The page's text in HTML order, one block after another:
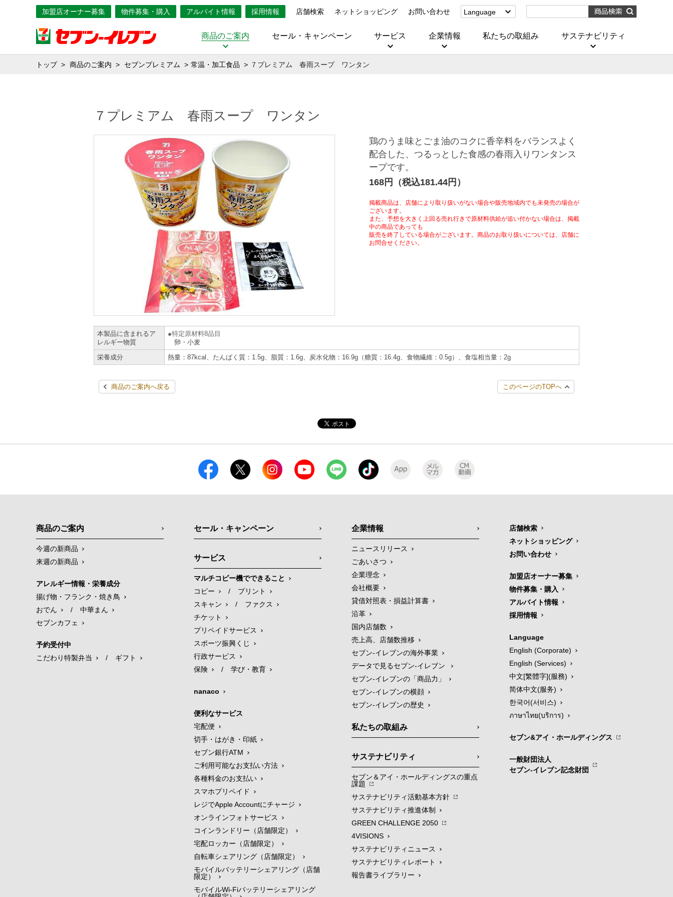
加盟店オーナー募集 物件募集・購入 アルバイト情報 採用情報 店舗検索 ネットショッピング お問い合わせ
Language
(Corporate)
商品のご案内 セール・キャンペーン サービス 企業情報 私たちの取組み サステナビリティ
トップ 商品のご案内 セブンプレミアム 常温・加工食品 ７プレミアム 春雨スープ ワンタン
７プレミアム 春雨スープ ワンタン
鶏のうま味とごま油のコクに香辛料をバランスよく
配合した、つるっとした食感の春雨入りワンタンス
ープです。
168円（税込181.44円）
掲載商品は、店舗により取り扱いがない場合や販売地域内でも未発売の場合が
ございます。
また、予想を大きく上回る売れ行きで原材料供給が追い付かない場合は、掲載
中の商品であっても
販売を終了している場合がございます。商品のお取り扱いについては、店舗に
お問合せください。
本製品に含まれるア
レルギー物質
特定原材料8品目
卵・小麦
栄養成分
熱量：87kcal、たんぱく質：1.5g、脂質：1.6g、炭水化物：16.9g（糖質：16.4g、食物繊維：0.5g）、食塩相当量：2g
商品のご案内へ戻る このページのTOPへ
商品のご案内
今週の新商品
来週の新商品
アレルギー情報・栄養成分
揚げ物・フランク・焼き鳥
おでん
/
中華まん
セブンカフェ
予約受付中
こだわり特製弁当
/ ギフト
セール・キャンペーン
サービス
マルチコピー機でできること
コピー
/
プリント
スキャン
/
ファクス
チケット
プリペイドサービス
スポーツ振興くじ
行政サービス
保険
/ 学び・教育
nanaco
便利なサービス
宅配便
切手・はがき・印紙
セブン銀行ATM
ご利用可能なお支払い方法
各種料金のお支払い
スマホプリペイド
レジでApple Accountにチャージ
オンラインフォトサービス
コインランドリー（店舗限定）
宅配ロッカー（店舗限定）
自転車シェアリング（店舗限定）
モバイルバッテリーシェアリング（店舗
限定）
モバイルWi-Fiバッテリーシェアリング
企業情報
ニュースリリース
ごあいさつ
企業理念
会社概要
貸借対照表・損益計算書
沿革
国内店舗数
売上高、店舗数推移
セブン‐イレブンの海外事業
データで見るセブン‐イレブン
セブン‐イレブンの「商品力」
セブン-イレブンの横顔
セブン-イレブンの歴史
私たちの取組み
サステナビリティ
セブン＆アイ・ホールディングスの重点
課題
サステナビリティ活動基本方針
サステナビリティ推進体制
GREEN CHALLENGE 2050
4VISIONS
サステナビリティニュース
サステナビリティレポート
報告書ライブラリー
店舗検索
ネットショッピング
お問い合わせ
加盟店オーナー募集
物件募集・購入
アルバイト情報
採用情報
Language
English (Corporate)
English (Services)
中文[繁體字](服務)
简体中文(服务)
한국어(서비스)
ภาษาไทย(บริการ)
セブン&アイ・ホールディングス
一般財団法人
セブン-イレブン記念財団